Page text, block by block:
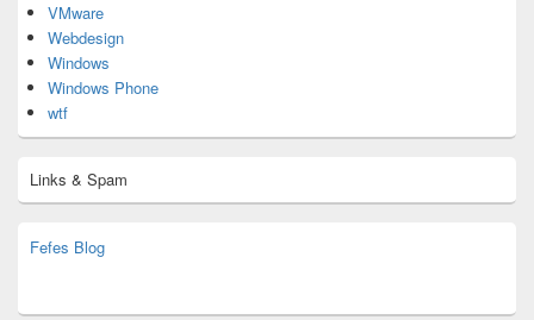
VMware
Webdesign
Windows
Windows Phone
wtf
Links & Spam
Fefes Blog